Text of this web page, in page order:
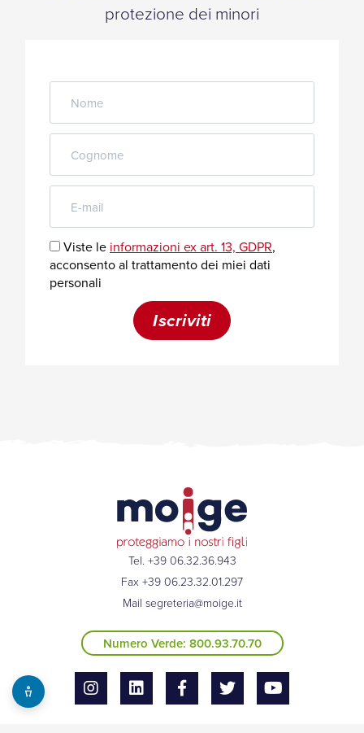
protezione dei minori
Tel. +39 06.32.36.943
Fax +39 06.23.32.01.297
Mail segreteria@moige.it
Numero Verde: 800.93.70.70